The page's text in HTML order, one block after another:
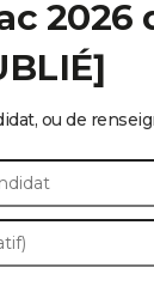
2026
ou de